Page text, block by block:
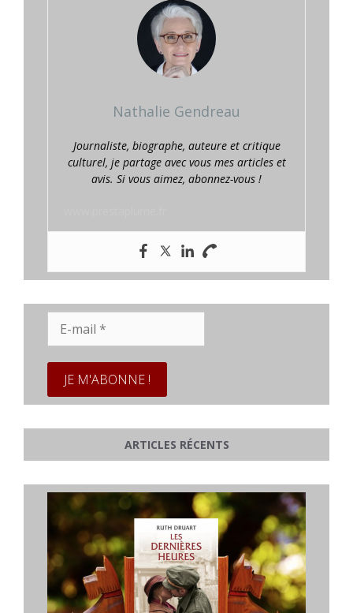
Nathalie Gendreau
Journaliste, biographe, auteure et critique
culturel, je partage avec vous mes articles et
avis. Si vous aimez, abonnez-vous !
mail
ARTICLES RÉCENTS